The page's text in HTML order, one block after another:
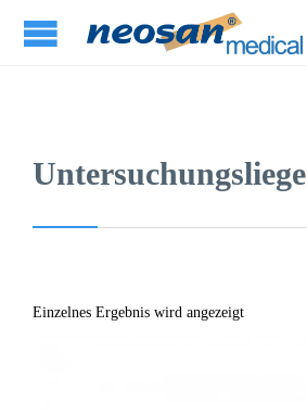
Untersuchungsliege
Einzelnes Ergebnis wird angezeigt